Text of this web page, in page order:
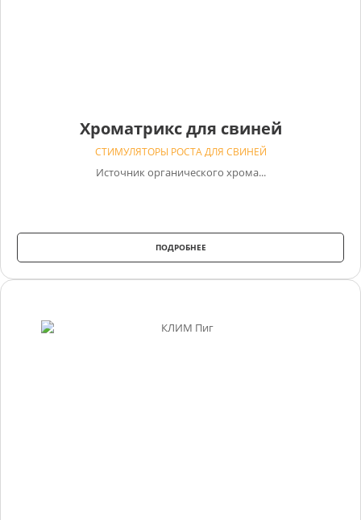
Хроматрикс для свиней
СТИМУЛЯТОРЫ РОСТА ДЛЯ СВИНЕЙ
Источник органического хрома...
ПОДРОБНЕЕ